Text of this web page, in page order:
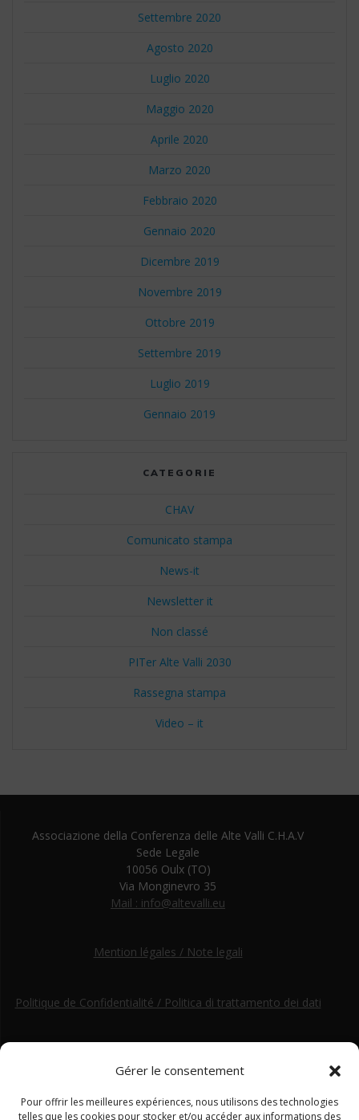
Gérer le consentement
Pour offrir les meilleures expériences, nous utilisons des technologies
telles que les cookies pour stocker et/ou accéder aux informations des
Settembre 2020
Agosto 2020
Luglio 2020
Maggio 2020
Aprile 2020
Marzo 2020
Febbraio 2020
Gennaio 2020
Dicembre 2019
Novembre 2019
Ottobre 2019
Settembre 2019
Luglio 2019
Gennaio 2019
CATEGORIE
CHAV
Comunicato stampa
News-it
Newsletter it
Non classé
PITer Alte Valli 2030
Rassegna stampa
Video – it
Associazione della Conferenza delle Alte Valli C.H.A.V
Sede Legale
10056 Oulx (TO)
Via Monginevro 35
Mail : info@altevalli.eu
Mention légales / Note legali
Politique de Confidentialité / Politica di trattamento dei dati